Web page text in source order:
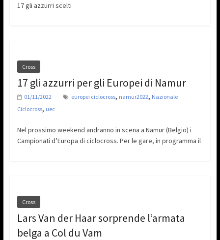
17 gli azzurri scelti
Cross
17 gli azzurri per gli Europei di Namur
01/11/2022 europei ciclocross, namur2022, Nazionale
Ciclocross, uec
Nel prossimo weekend andranno in scena a Namur (Belgio) i
Campionati d’Europa di ciclocross. Per le gare, in programma il
Cross
Lars Van der Haar sorprende l’armata
belga a Col du Vam